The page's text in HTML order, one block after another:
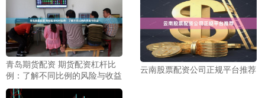
青岛期货配资 期货配资杠杆比
例：了解不同比例的风险与收益
云南股票配资公司正规平台推荐